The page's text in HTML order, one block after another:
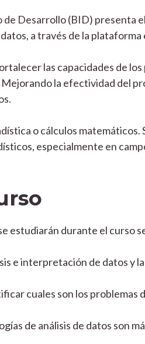
de Desarrollo (BID) presenta
a través de la plataforma
las capacidades de
la efectividad del
o cálculos
especialmente en
estudiarán durante el curso
e interpretación de datos y
cuales son los problemas
de análisis de datos son